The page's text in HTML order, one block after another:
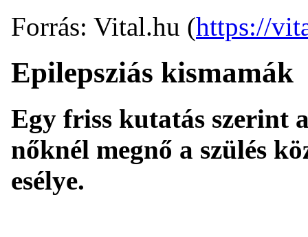
Forrás: Vital.hu (https://
Epilepsziás kismamák
Egy friss kutatás szerint
nőknél megnő a szülés
esélye.